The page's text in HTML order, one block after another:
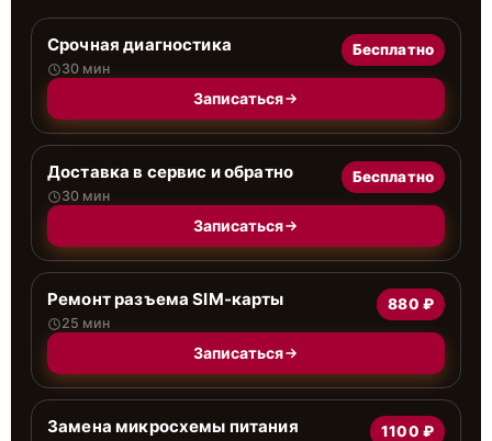
Срочная диагностика
30 мин
Бесплатно
Записаться
Доставка в сервис и обратно
30 мин
Бесплатно
Записаться
Ремонт разъема SIM-карты
25 мин
880 ₽
Записаться
Замена микросхемы питания 1100 ₽